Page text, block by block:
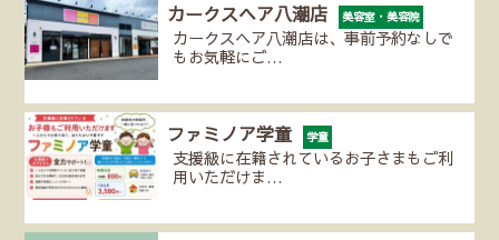
カークスヘア八潮店 美容室・美容院
カークスヘア八潮店は、事前予約なしで
もお気軽にご…
ファミノア学童 学童
支援級に在籍されているお子さまもご利
用いただけま…